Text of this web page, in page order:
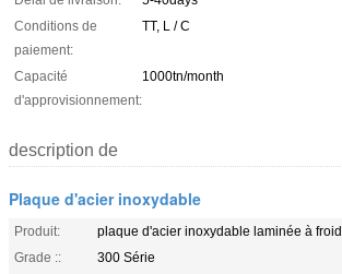
Conditions de
paiement:
TT, L / C
Capacité
d'approvisionnement:
1000tn/month
description de
Plaque d'acier inoxydable
Produit:
plaque d'acier inoxydable laminée à froid
Grade ::
300 Série